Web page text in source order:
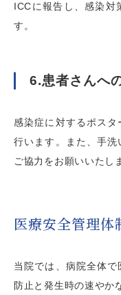
ICCに報告し、感染対
す。
6.患者さんへ
感染症に対するポス
行います。また、手洗
ご協力をお願いいたし
医療安全管理体
当院では、病院全体
防止と発生時の速やか